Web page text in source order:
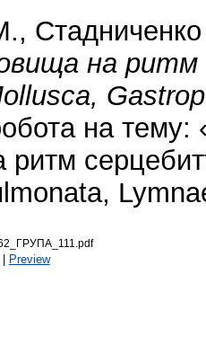
,
на
на
Preview